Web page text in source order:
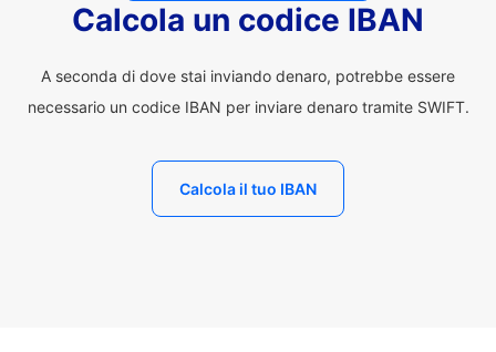
Calcola un codice IBAN
A seconda di dove stai inviando denaro, potrebbe essere
necessario un codice IBAN per inviare denaro tramite SWIFT.
Calcola il tuo IBAN